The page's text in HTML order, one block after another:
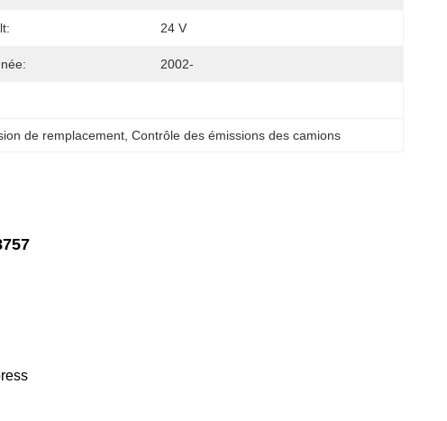
24 V
2002-
de remplacement , Contrôle des émissions des camions